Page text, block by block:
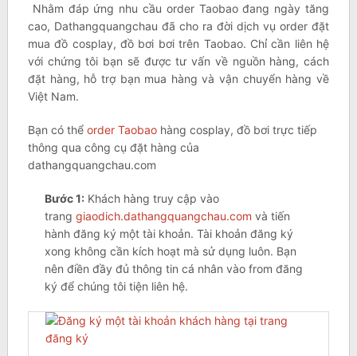
Nhằm đáp ứng nhu cầu order Taobao đang ngày tăng
cao, Dathangquangchau đã cho ra đời dịch vụ order đặt
mua đồ cosplay, đồ bơi bơi trên Taobao. Chỉ cần liên hệ
với chứng tôi bạn sẽ được tư vấn về nguồn hàng, cách
đặt hàng, hỗ trợ bạn mua hàng và vận chuyển hàng về
Việt Nam.
Bạn có thể order Taobaohàng cosplay, đồ bơi trực tiếp
thông qua công cụ đặt hàng của
dathangquangchau.com
Bước1:Khách hàng truy cập vào
trang giaodich.dathangquangchau.com và tiến
hành đăng ký một tài khoản. Tài khoản đăng ký
xong không cần kích hoạt mà sử dụng luôn. Bạn
nên điền đầy đủ thông tin cá nhân vào from đăng
ký để chúng tôi tiện liên hệ.